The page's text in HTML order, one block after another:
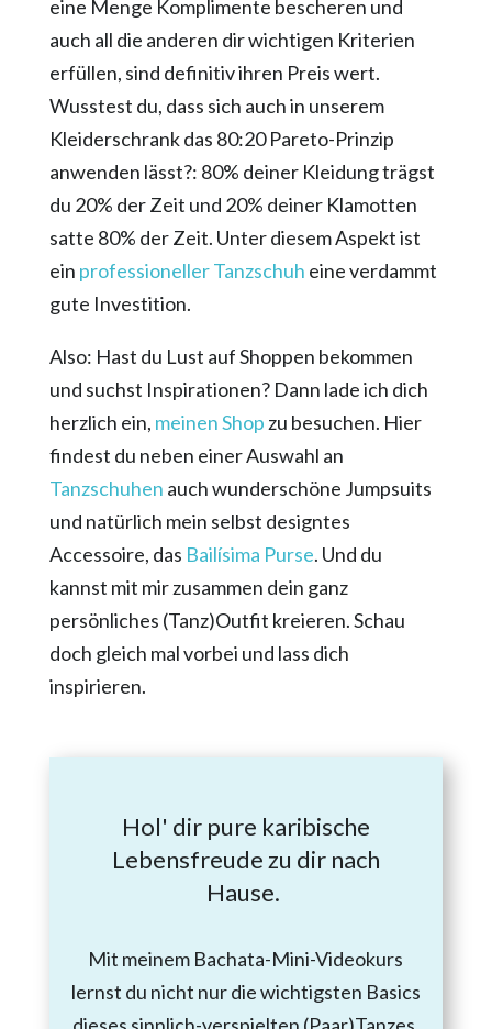
eine Menge Komplimente bescheren und
auch all die anderen dir wichtigen Kriterien
erfüllen, sind definitiv ihren Preis wert.
Wusstest du, dass sich auch in unserem
Kleiderschrank das 80:20 Pareto-Prinzip
anwenden lässt?: 80% deiner Kleidung trägst
du 20% der Zeit und 20% deiner Klamotten
satte 80% der Zeit. Unter diesem Aspekt ist
ein professioneller Tanzschuh eine verdammt
gute Investition.
Also: Hast du Lust auf Shoppen bekommen
und suchst Inspirationen? Dann lade ich dich
herzlich ein, meinen Shop zu besuchen. Hier
findest du neben einer Auswahl an
Tanzschuhen auch wunderschöne Jumpsuits
und natürlich mein selbst designtes
Accessoire, das Bailísima Purse. Und du
kannst mit mir zusammen dein ganz
persönliches (Tanz)Outfit kreieren. Schau
doch gleich mal vorbei und lass dich
inspirieren.
Hol' dir pure karibische
Lebensfreude zu dir nach
Hause.
Mit meinem Bachata-Mini-Videokurs
lernst du nicht nur die wichtigsten Basics